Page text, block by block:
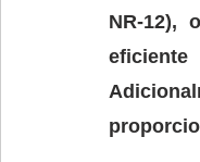
NR-12),